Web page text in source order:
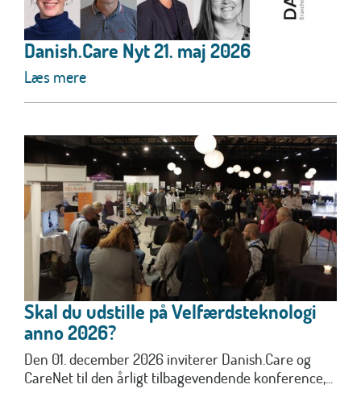
Danish.Care Nyt 21. maj 2026
Læs mere
Skal du udstille på Velfærdsteknologi
anno 2026?
Den 01. december 2026 inviterer Danish.Care og
CareNet til den årligt tilbagevendende konference,...